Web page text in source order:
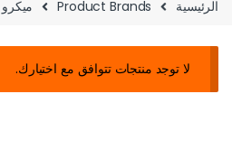
الرئيسية Product Brands
لا توجد منتجات تتوافق مع اختيارك.